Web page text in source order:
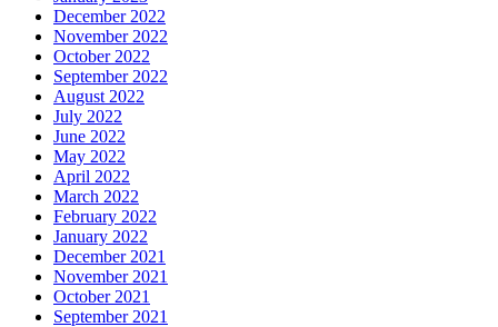
December 2022
November 2022
October 2022
September 2022
August 2022
July 2022
June 2022
May 2022
April 2022
March 2022
February 2022
January 2022
December 2021
November 2021
October 2021
September 2021